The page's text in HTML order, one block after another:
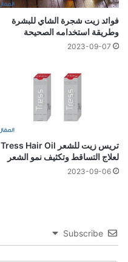
فوائد زيت شجرة الشاي للبشرة
وطريقة استخدامه الصحيحة
2023-09-07
تريس زيت للشعر Tress Hair Oil
لعلاج التساقط وتكثيف نمو الشعر
2023-09-06
Subscribe